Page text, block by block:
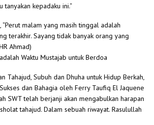
tanyakan kepadaku ini.”
“Perut malam yang masih tinggal adalah
terakhir. Sayang tidak banyak orang yang
Ahmad)
Waktu Mustajab untuk Berdoa
Tahajud, Subuh dan Dhuha untuk Hidup Berkah,
dan Bahagia oleh Ferry Taufiq El Jaquene
SWT telah berjanji akan mengabulkan harapan
tahajud. Dalam sebuah riwayat. Rasulullah